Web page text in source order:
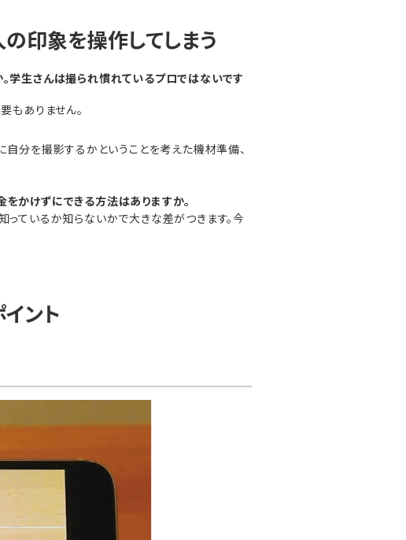
の印象を操作してしまう
学生さんは撮られ慣れているプロではないです
もありません。
自分を撮影するかということを考えた機材準備、
かけずにできる方法はありますか。
っているか知らないかで大きな差がつきます。今
ント